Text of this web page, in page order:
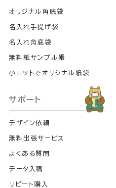
オリジナル角底袋
名入れ手提げ袋
名入れ角底袋
無料紙サンプル帳
小ロットでオリジナル紙袋
サポート
デザイン依頼
無料出張サービス
よくある質問
データ入稿
リピート購入